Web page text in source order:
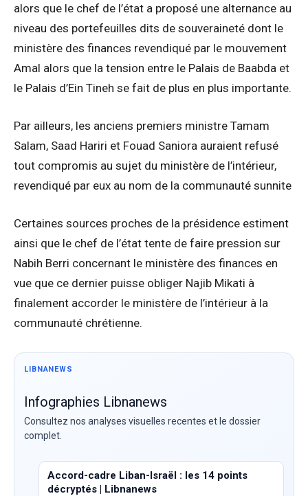
alors que le chef de l’état a proposé une alternance au
niveau des portefeuilles dits de souveraineté dont le
ministère des finances revendiqué par le mouvement
Amal alors que la tension entre le Palais de Baabda et
le Palais d’Ein Tineh se fait de plus en plus importante.
Par ailleurs, les anciens premiers ministre Tamam
Salam, Saad Hariri et Fouad Saniora auraient refusé
tout compromis au sujet du ministère de l’intérieur,
revendiqué par eux au nom de la communauté sunnite
Certaines sources proches de la présidence estiment
ainsi que le chef de l’état tente de faire pression sur
Nabih Berri concernant le ministère des finances en
vue que ce dernier puisse obliger Najib Mikati à
finalement accorder le ministère de l’intérieur à la
communauté chrétienne.
LIBNANEWS
Infographies Libnanews
Consultez nos analyses visuelles recentes et le dossier
complet.
Accord-cadre Liban-Israël : les 14 points
décryptés | Libnanews